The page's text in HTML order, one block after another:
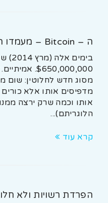
ה – Bitcoin – מעמדו המשפטי
מסוג חדש לחלוטין: שום
מדפיסים אותו אלא
אותו וכמה שרק ירצה
הלוגריתם)...
קרא עוד
הפרדת רשויות ולא